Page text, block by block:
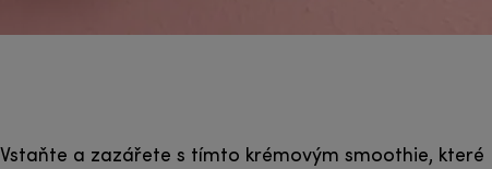
Vstaňte a zazářete s tímto krémovým smoothie, které